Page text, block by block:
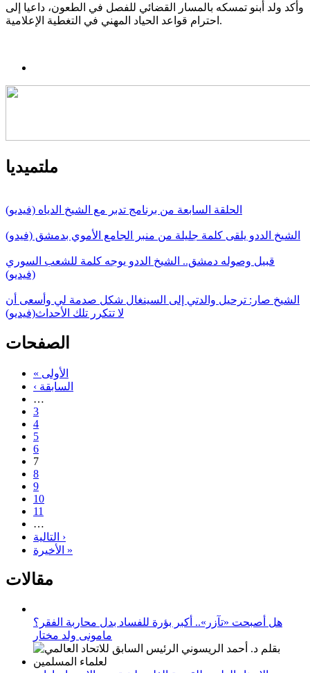
وأكد ولد أبنو تمسكه بالمسار القضائي للفصل في الطعون، داعيا إلى
احترام قواعد الحياد المهني في التغطية الإعلامية.
ملتميديا
الحلقة السابعة من برنامج تدبر مع الشيخ الدياه (فيديو)
الشيخ الددو يلقى كلمة جليلة من منبر الجامع الأموي بدمشق (فيدو)
قبيل وصوله دمشق.. الشيخ الددو يوجه كلمة للشعب السوري
(فيديو)
الشيخ صار: ترحيل والدتي إلى السينغال شكل صدمة لي وأسعى أن
لا تتكرر تلك الأحداث(فيديو)
الصفحات
« الأولى
‹ السابقة
…
3
4
5
6
7
8
9
10
11
…
التالية ›
الأخيرة »
مقالات
هل أصبحت «تآزر».. أكبر بؤرة للفساد بدل محاربة الفقر؟
مامونى ولد مختار